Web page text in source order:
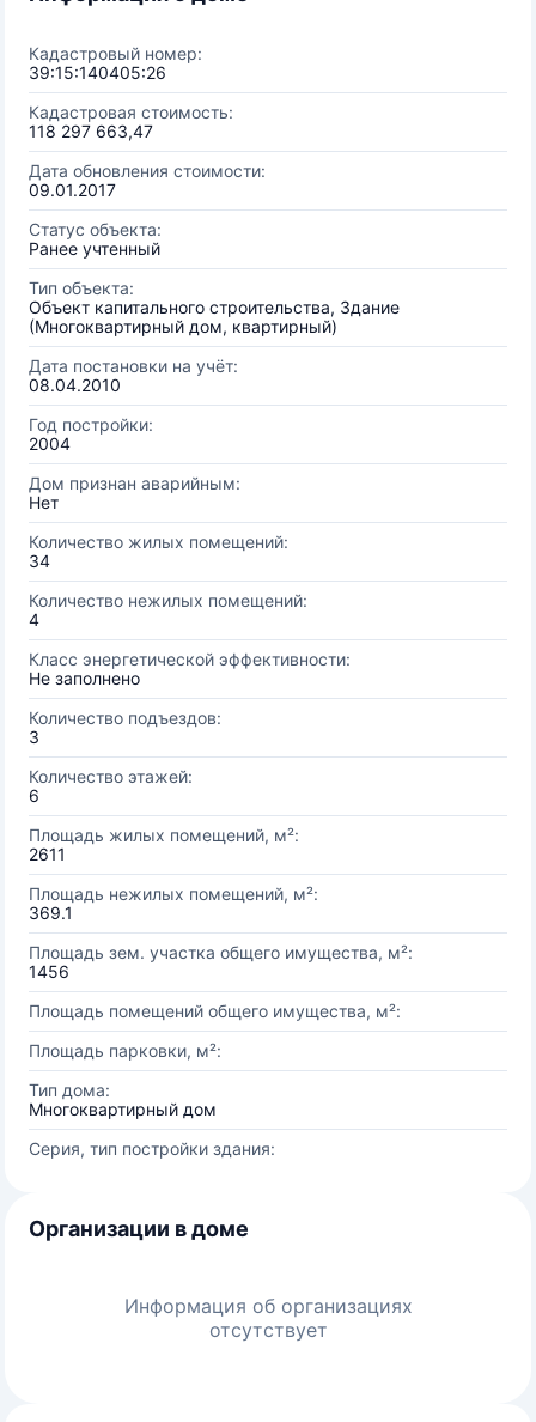
Кадастровый номер:
39:15:140405:26
Кадастровая стоимость:
118 297 663,47
Дата обновления стоимости:
09.01.2017
Статус объекта:
Ранее учтенный
Тип объекта:
Объект капитального строительства, Здание
(Многоквартирный дом, квартирный)
Дата постановки на учёт:
08.04.2010
Год постройки:
2004
Дом признан аварийным:
Нет
Количество жилых помещений:
34
Количество нежилых помещений:
4
Класс энергетической эффективности:
Не заполнено
Количество подъездов:
3
Количество этажей:
6
Площадь жилых помещений, м²:
2611
Площадь нежилых помещений, м²:
369.1
Площадь зем. участка общего имущества, м²:
1456
Площадь помещений общего имущества, м²:
Площадь парковки, м²:
Тип дома:
Многоквартирный дом
Серия, тип постройки здания:
Организации в доме
Информация об организациях
отсутствует